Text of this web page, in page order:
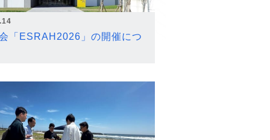
「ESRAH2026」の開催につ